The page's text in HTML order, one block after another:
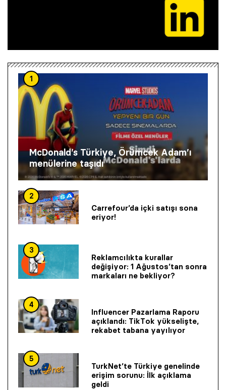
1
McDonald’s Türkiye, Örümcek Adam’ı
menülerine taşıdı
2
Carrefour’da içki satışı sona
eriyor!
3
Reklamcılıkta kurallar
değişiyor: 1 Ağustos’tan sonra
markaları ne bekliyor?
4
Influencer Pazarlama Raporu
açıklandı: TikTok yükselişte,
rekabet tabana yayılıyor
5
TurkNet’te Türkiye genelinde
erişim sorunu: İlk açıklama
geldi